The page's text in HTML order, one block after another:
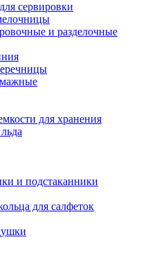
сервировки
и разделочные
для хранения
и подстаканники
для салфеток